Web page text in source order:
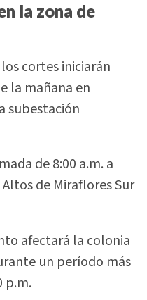
la zona de
cortes iniciarán
la mañana en
subestación
de 8:00 a.m. a
de Miraflores Sur
afectará la colonia
un período más
p.m.